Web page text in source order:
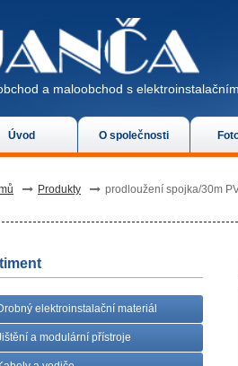
Úvod O společnosti
a maloobchod s
Produkty prodloužení spojka/30m
elektroinstalační materiál
a modulární přístroje